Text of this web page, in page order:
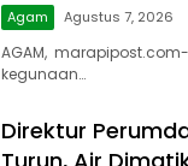
Agam Agustus 7, 2026
AGAM,
kegunaan…
Direktur